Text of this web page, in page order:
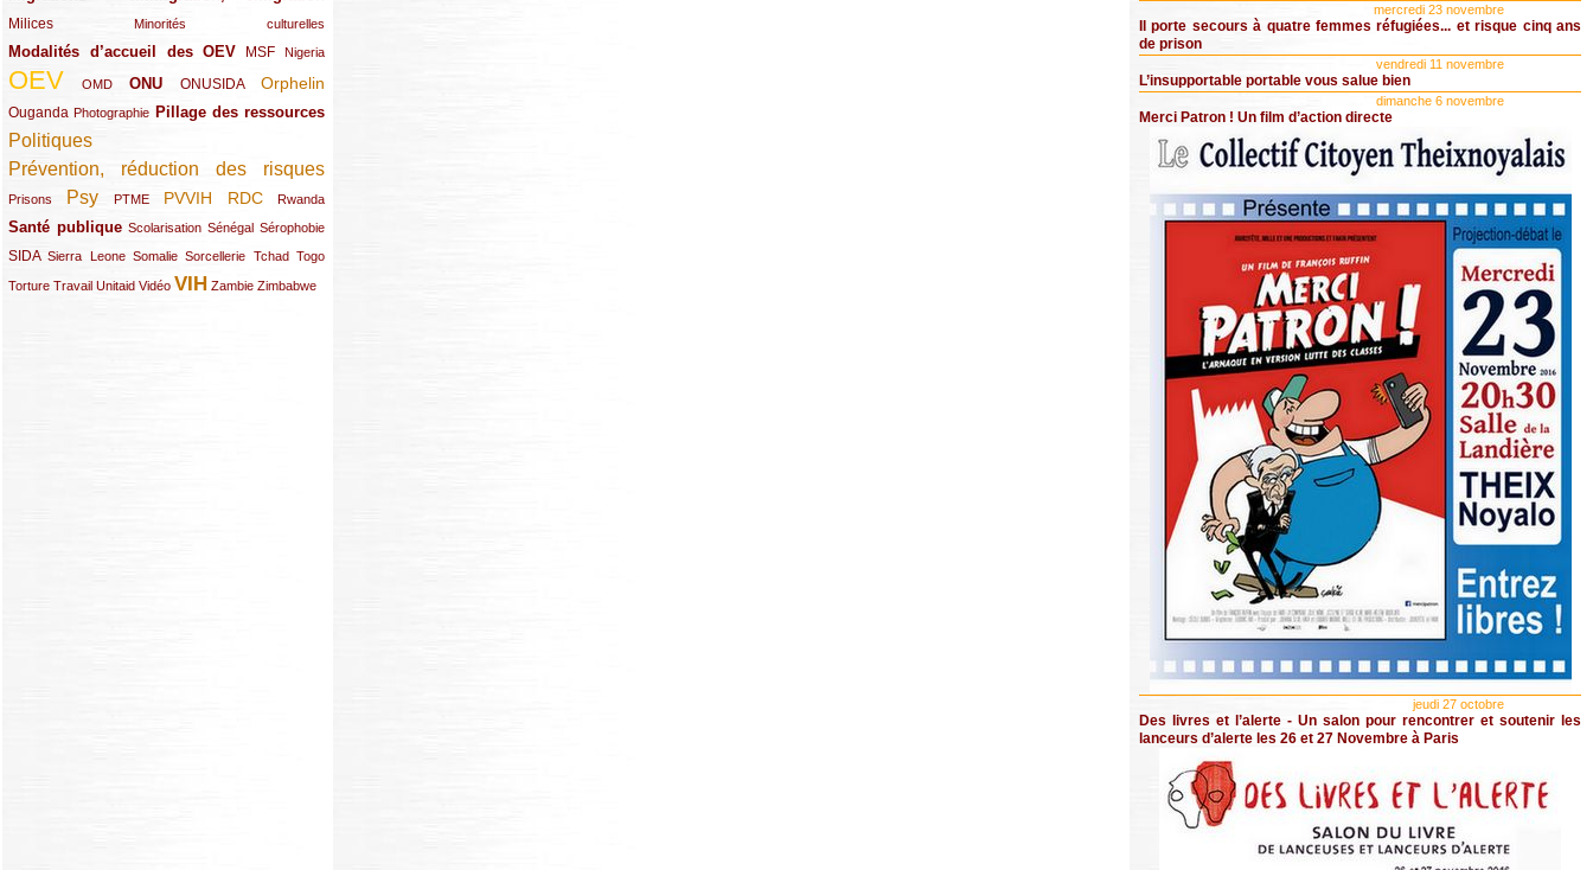
Milices
(34/289) Minorités culturelles
(15/289)
Modalités d’accueil des OEV
(58/289) MSF
(54/289) Nigeria
(27/289)
OEV
(269/289) OMD
(26/289) ONU
(58/289) ONUSIDA
(44/289) Orphelin
(112/289)
Ouganda
(29/289) Photographie
(27/289) Pillage des ressources
(77/289)
Politiques
(120/289)
Prévention, réduction des risques
(131/289)
Prisons
(22/289) Psy
(119/289) PTME
(12/289) PVVIH
(111/289) RDC
(104/289) Rwanda
(23/289)
Santé publique
(59/289) Scolarisation
(9/289) Sénégal
(13/289) Sérophobie
(19/289)
SIDA
(29/289)Sierra Leone
(13/289) Somalie
(12/289) Sorcellerie
(19/289) Tchad
(10/289) Togo
(15/289)
Torture
(17/289)Travail
(21/289) Unitaid
(26/289) Vidéo
(23/289) VIH
(154/289) Zambie
(12/289) Zimbabwe
(21/289)
mercredi 23 novembre
Il porte secours à quatre femmes réfugiées... et risque cinq ans
de prison
vendredi 11 novembre
L’insupportable portable vous salue bien
dimanche 6 novembre
Merci Patron ! Un film d’action directe
jeudi 27 octobre
Des livres et l’alerte - Un salon pour rencontrer et soutenir les
lanceurs d’alerte les 26 et 27 Novembre à Paris